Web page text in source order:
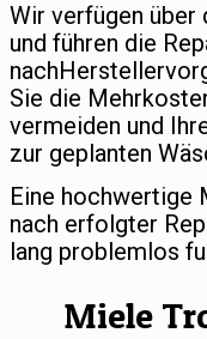
Wir verfügen
und führen die
Sie die
vermeiden und
zur geplanten
Eine hochwertige
nach erfolgter
lang problemlos
Miele